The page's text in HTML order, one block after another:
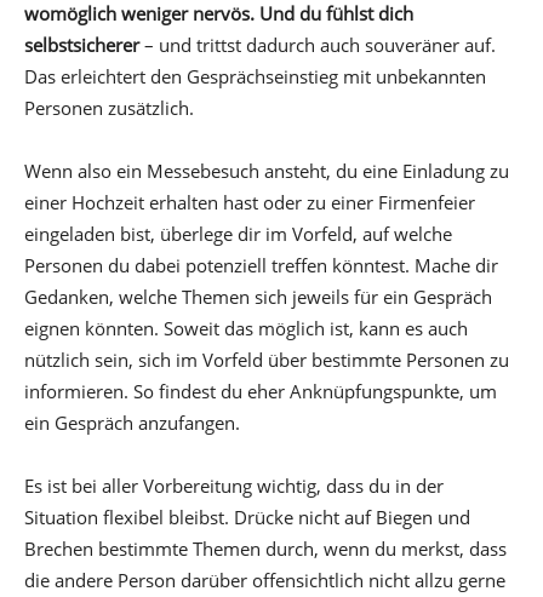
womöglich weniger nervös. Und du fühlst dich
selbstsicherer– und trittst dadurch auch souveräner auf.
Das erleichtert den Gesprächseinstieg mit unbekannten
Personen zusätzlich.
Wenn also ein Messebesuch ansteht, du eine Einladung zu
einer Hochzeit erhalten hast oder zu einer Firmenfeier
eingeladen bist, überlege dir im Vorfeld, auf welche
Personen du dabei potenziell treffen könntest. Mache dir
Gedanken, welche Themen sich jeweils für ein Gespräch
eignen könnten. Soweit das möglich ist, kann es auch
nützlich sein, sich im Vorfeld über bestimmte Personen zu
informieren. So findest du eher Anknüpfungspunkte, um
ein Gespräch anzufangen.
Es ist bei aller Vorbereitung wichtig, dass du in der
Situation flexibel bleibst. Drücke nicht auf Biegen und
Brechen bestimmte Themen durch, wenn du merkst, dass
die andere Person darüber offensichtlich nicht allzu gerne